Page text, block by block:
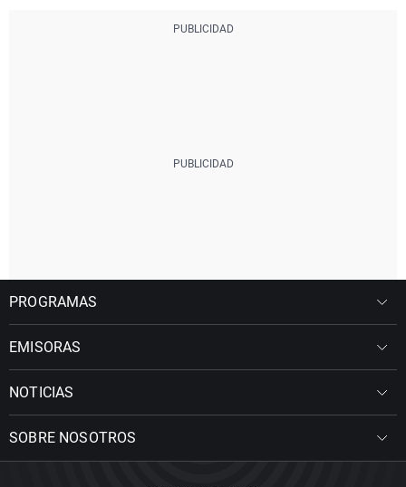
PROGRAMAS
EMISORAS
NOTICIAS
SOBRE NOSOTROS